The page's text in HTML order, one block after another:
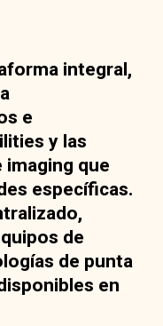
integral,
e
y las
que
específicas.
de
de punta
en